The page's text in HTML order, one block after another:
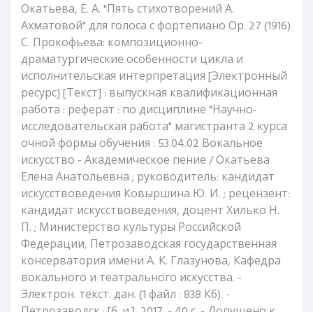
Окатьева, Е. А. "Пять стихотворений А.
Ахматовой" для голоса с фортепиано Ор. 27 (1916)
С. Прокофьева: композиционно-
драматургические особенности цикла и
исполнительская интерпретация [Электронный
ресурс] [Текст] : выпускная квалификационная
работа : реферат : по дисциплине "Научно-
исследовательская работа" магистранта 2 курса
очной формы обучения : 53.04.02 Вокальное
искусство - Академическое пение / Окатьева
Елена Анатольевна ; руководитель: кандидат
искусствоведения Ковыршина Ю. И. ; рецензент:
кандидат искусствоведения, доцент Хилько Н.
П. ; Министерство культуры Российской
Федерации, Петрозаводская государственная
консерватория имени А. К. Глазунова, Кафедра
вокального и театрального искусства. -
Электрон. текст. дан. (1 файл : 838 Кб). -